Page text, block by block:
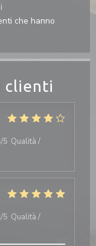
clienti
/5 Qualità /
/5 Qualità /
che hanno